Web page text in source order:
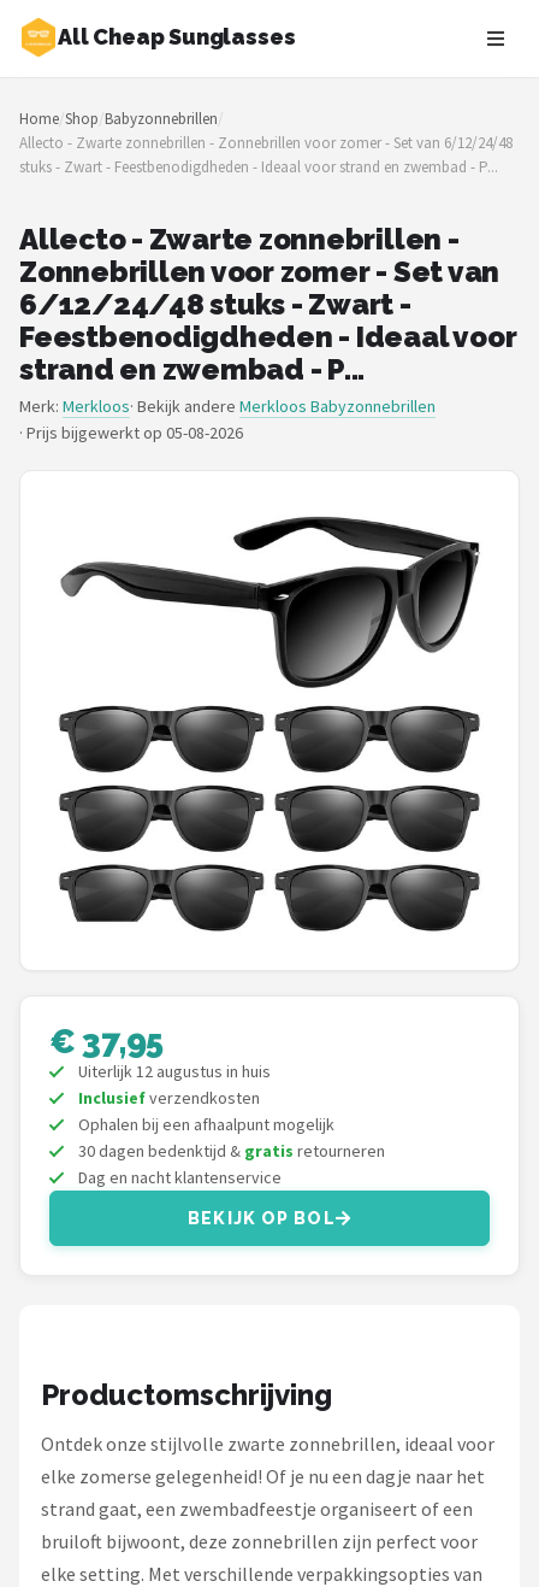
All Cheap Sunglasses
Zoeken
NAVIGATIE
Shop
Merken
Blog
Zonnebrillen
Baby zonnebrillen
Shop
Polaroid
Sinner
Montuurtjevoorjou
Fako Fashion®
Guess
Maesy
Fako Sunglasses®
Zonnebril Dames
Alle merken →
Home/Shop/Babyzonnebrillen/
Allecto - Zwarte zonnebrillen - Zonnebrillen voor zomer - Set van 6/12/24/48
stuks - Zwart - Feestbenodigdheden - Ideaal voor strand en zwembad - P...
Allecto - Zwarte zonnebrillen -
Zonnebrillen voor zomer - Set van
6/12/24/48 stuks - Zwart -
Feestbenodigdheden - Ideaal voor
strand en zwembad - P...
Merk: Merkloos· Bekijk andere Merkloos Babyzonnebrillen
· Prijs bijgewerkt op 05-08-2026
€ 37,95
Uiterlijk 12 augustus in huis
Inclusiefverzendkosten
Ophalen bij een afhaalpunt mogelijk
30 dagen bedenktijd & gratis retourneren
Dag en nacht klantenservice
BEKIJK OP BOL
Productomschrijving
Ontdek onze stijlvolle zwarte zonnebrillen, ideaal voor
elke zomerse gelegenheid! Of je nu een dagje naar het
strand gaat, een zwembadfeestje organiseert of een
bruiloft bijwoont, deze zonnebrillen zijn perfect voor
elke setting. Met verschillende verpakkingsopties van